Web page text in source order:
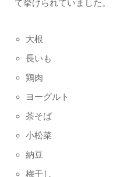
て挙げられていました。
大根
長いも
鶏肉
ヨーグルト
茶そば
小松菜
納豆
梅干し